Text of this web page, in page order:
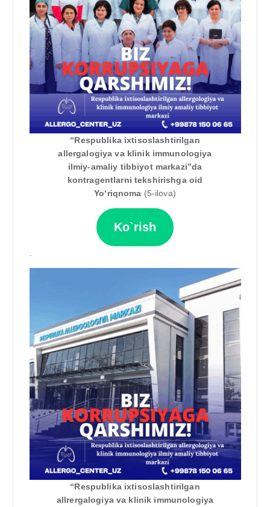
“Respublika ixtisoslashtirilgan
allergalogiya va klinik immunologiya
ilmiy-amaliy tibbiyot markazi”da
kontragentlarni tekshirishga oid
Yo‘riqnoma (5-ilova)
Ko`rish
“Respublika ixtisoslashtirilgan
allrergalogiya va klinik immunologiya